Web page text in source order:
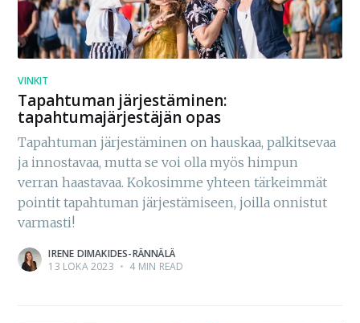
VINKIT
Tapahtuman järjestäminen:
tapahtumajärjestäjän opas
Tapahtuman järjestäminen on hauskaa, palkitsevaa
ja innostavaa, mutta se voi olla myös himpun
verran haastavaa. Kokosimme yhteen tärkeimmät
pointit tapahtuman järjestämiseen, joilla onnistut
varmasti!
IRENE DIMAKIDES-RÄNNÄLÄ
13 LOKA 2023 • 4 MIN READ